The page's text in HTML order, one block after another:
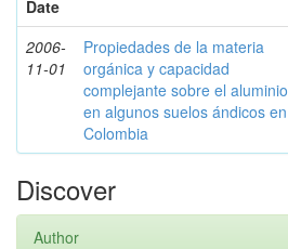
Date
2006-
11-01
Propiedades de la materia
orgánica y capacidad
complejante sobre el aluminio
en algunos suelos ándicos en
Colombia
Discover
Author